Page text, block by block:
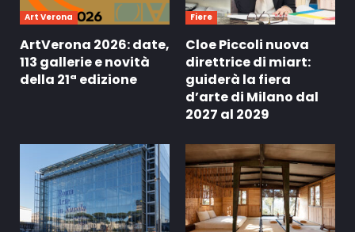
Art Verona
ArtVerona 2026: date,
113 gallerie e novità
della 21ª edizione
Fiere
Cloe Piccoli nuova
direttrice di miart:
guiderà la fiera
d’arte di Milano dal
2027 al 2029